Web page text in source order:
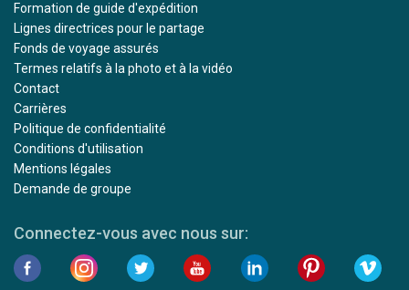
Formation de guide d'expédition
Lignes directrices pour le partage
Fonds de voyage assurés
Termes relatifs à la photo et à la vidéo
Contact
Carrières
Politique de confidentialité
Conditions d'utilisation
Mentions légales
Demande de groupe
Connectez-vous avec nous sur: